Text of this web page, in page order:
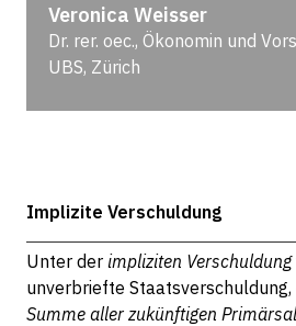
Veronica Weisser
Dr. rer. oec., Ökonomin und
UBS, Zürich
Implizite Verschuldung
Unter der impliziten Verschuldung
unverbriefte Staatsverschuldung,
Summe aller zukünftigen